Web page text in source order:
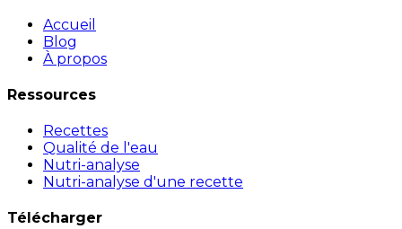
Accueil
Blog
À propos
Ressources
Recettes
Qualité de l'eau
Nutri-analyse
Nutri-analyse d'une recette
Télécharger